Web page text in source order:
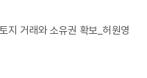
지 거래와 소유권 확보_허원영